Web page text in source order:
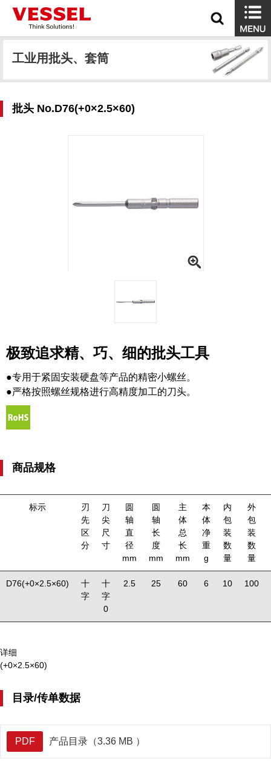
工业用批头、套筒
批头 No.D76(+0×2.5×60)
极致追求精、巧、细的批头工具
●专用于紧固安装硬盘等产品的精密小螺丝。
●严格按照螺丝规格进行高精度加工的刀头。
商品规格
标示
刃
先
区
分
刀
尖
尺
寸
圆
轴
直
径
mm
圆
轴
长
度
mm
主
体
总
长
mm
本
体
净
重
g
内
包
装
数
量
外
包
装
数
量
D76(+0×2.5×60)
十
字
十
字
0
2.5 25 60 6 10 100
详细
(+0×2.5×60)
目录/传单数据
PDF 产品目录（3.36 MB ）